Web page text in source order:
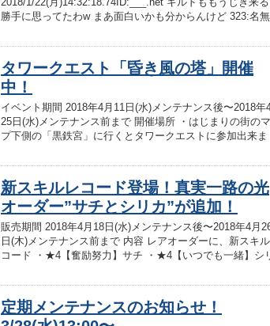
勝手に思ってたわw まあ面白いかも分からんけど 323:名
タワークエスト「昏き風の塔」開催
中！
イベント期間 2018年4月11日(水)メンテナンス後〜2018年
25日(水)メンテナンス前まで 開催場所 ・はじまりの街の
プ下側の「黒鉄宮」に行くとタワークエストに参加出来ま
新スキルレコード登場！真実一路の光
オーダー”サチとシリカ”が追加！
販売期間 2018年4月18日(水)メンテナンス後〜2018年4月
日(木)メンテナンス前まで 内容 レアオーダーに、新スキ
コード ・★4【奮励努力】サチ ・★4【いつでも一緒】シ
定期メンテナンスのお知らせ！